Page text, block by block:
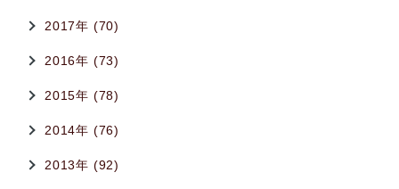
2017年 (70)
2016年 (73)
2015年 (78)
2014年 (76)
2013年 (92)